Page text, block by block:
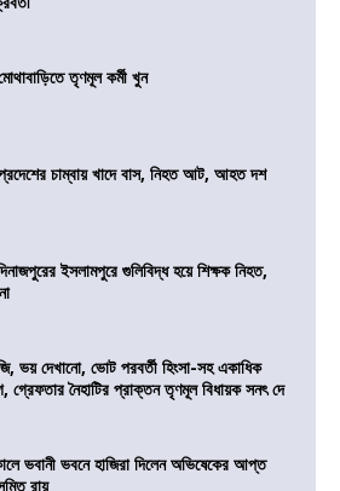
তৃণমূল কর্মী খুন
চাম্বায় খাদে বাস, নিহত আট, আহত দশ
ইসলামপুরে গুলিবিদ্ধ হয়ে শিক্ষক নিহত,
ভয় দেখানো, ভোট পরবর্তী হিংসা-সহ একাধিক
গ্রেফতার নৈহাটির প্রাক্তন তৃণমূল বিধায়ক সনৎ দে
ভবানী ভবনে হাজিরা দিলেন অভিষেকের আপ্ত
রায়